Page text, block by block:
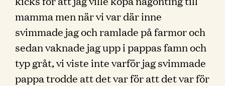
mamma men när vi var där inne
svimmade jag och ramlade på farmor och
sedan vaknade jag upp i pappas famn och
typ gråt, vi viste inte varför jag svimmade
pappa trodde att det var för att det var för